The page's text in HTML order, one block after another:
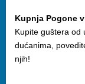
Kupnja Pogone
Kupite guštera od
dućanima,
njih!